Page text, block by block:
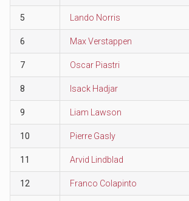
5 Lando Norris
6 Max Verstappen
7 Oscar Piastri
8 Isack Hadjar
9 Liam Lawson
10 Pierre Gasly
11 Arvid Lindblad
12 Franco Colapinto